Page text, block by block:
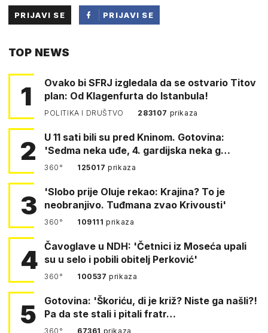
PRIJAVI SE
PRIJAVI SE
TOP NEWS
1
Ovako bi SFRJ izgledala da se ostvario Titov
plan: Od Klagenfurta do Istanbula!
POLITIKA I DRUŠTVO 283107 prikaza
2
U 11 sati bili su pred Kninom. Gotovina:
'Sedma neka uđe, 4. gardijska neka g…
360° 125017prikaza
3
'Slobo prije Oluje rekao: Krajina? To je
neobranjivo. Tuđmana zvao Krivousti'
360° 109111prikaza
4 Čavoglave u NDH: 'Četnici iz Moseća upali
su u selo i pobili obitelj Perković'
360° 100537prikaza
5
Gotovina: 'Škoriću, di je križ? Niste ga našli?!
Pa da ste stali i pitali fratr…
360° 67361 prikaza